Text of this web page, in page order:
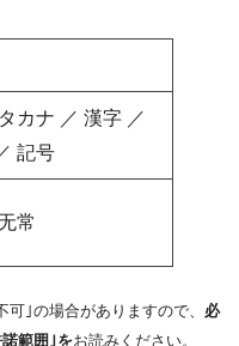
カナ ／ 漢字 ／
記号
常
｣の場合がありますので、 必
範囲｣をお読みください。